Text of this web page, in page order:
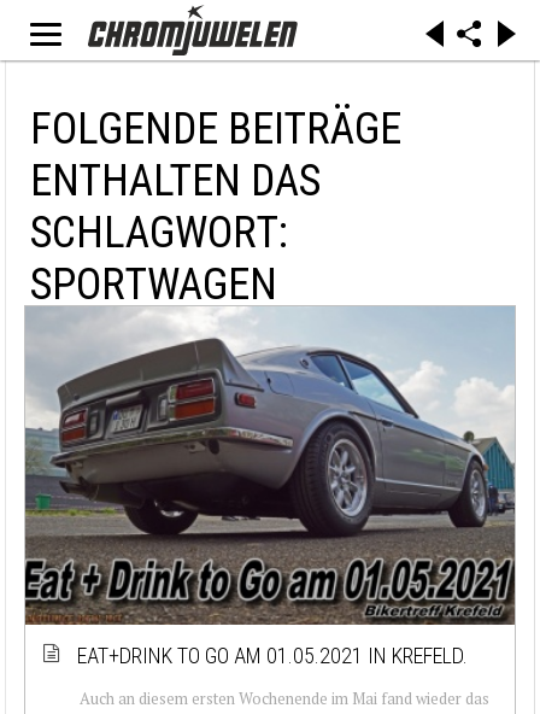
FOLGENDE BEITRÄGE
ENTHALTEN DAS
SCHLAGWORT:
SPORTWAGEN
EAT+DRINK TO GO AM 01.05.2021 IN KREFELD.
Auch an diesem ersten Wochenende im Mai fand wieder das